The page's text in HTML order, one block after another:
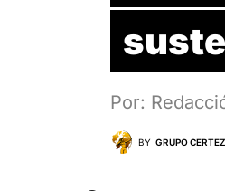
Por:
BY GRUPO